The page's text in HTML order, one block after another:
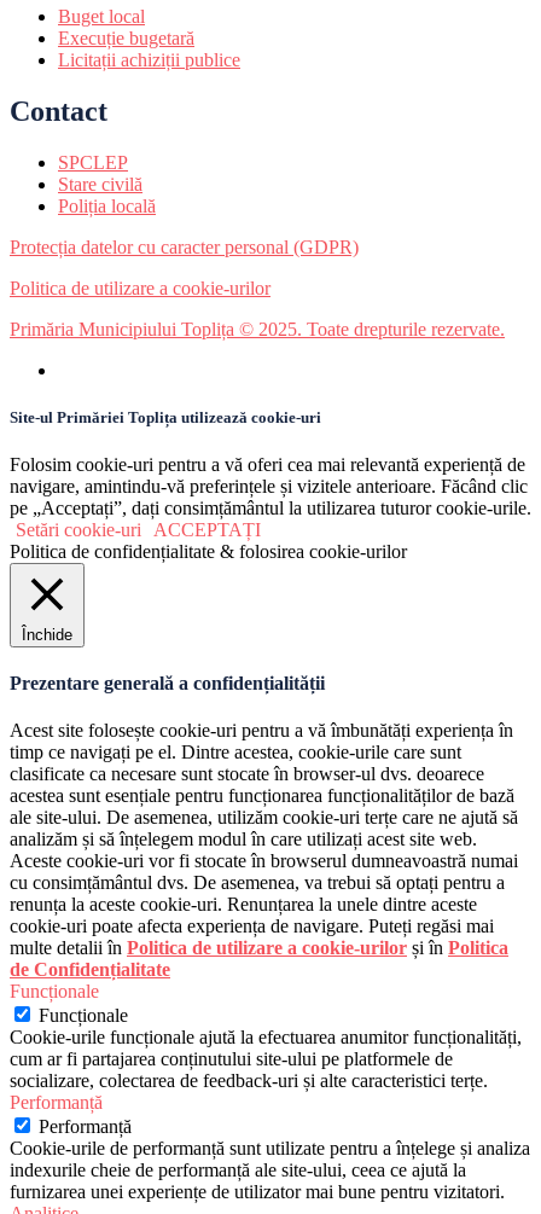
Buget local
Execuție bugetară
Licitații achiziții publice
Contact
SPCLEP
Stare civilă
Poliția locală
Protecția datelor cu caracter personal (GDPR)
Politica de utilizare a cookie-urilor
Primăria Municipiului Toplița © 2025. Toate drepturile rezervate.
Site-ul Primăriei Toplița utilizează cookie-uri
Folosim cookie-uri pentru a vă oferi cea mai relevantă experiență de
navigare, amintindu-vă preferințele și vizitele anterioare. Făcând clic
pe „Acceptați”, dați consimțământul la utilizarea tuturor cookie-urile.
Setări cookie-uri
ACCEPTAȚI
Politica de confidențialitate & folosirea cookie-urilor
Închide
Prezentare generală a confidențialității
Acest site folosește cookie-uri pentru a vă îmbunătăți experiența în
timp ce navigați pe el. Dintre acestea, cookie-urile care sunt
clasificate ca necesare sunt stocate în browser-ul dvs. deoarece
acestea sunt esențiale pentru funcționarea funcționalităților de bază
ale site-ului. De asemenea, utilizăm cookie-uri terțe care ne ajută să
analizăm și să înțelegem modul în care utilizați acest site web.
Aceste cookie-uri vor fi stocate în browserul dumneavoastră numai
cu consimțământul dvs. De asemenea, va trebui să optați pentru a
renunța la aceste cookie-uri. Renunțarea la unele dintre aceste
cookie-uri poate afecta experiența de navigare. Puteți regăsi mai
multe detalii în Politica de utilizare a cookie-urilor și în Politica
de Confidențialitate
Funcționale
Funcționale
Cookie-urile funcționale ajută la efectuarea anumitor funcționalități,
cum ar fi partajarea conținutului site-ului pe platformele de
socializare, colectarea de feedback-uri și alte caracteristici terțe.
Performanță
Performanță
Cookie-urile de performanță sunt utilizate pentru a înțelege și analiza
indexurile cheie de performanță ale site-ului, ceea ce ajută la
furnizarea unei experiențe de utilizator mai bune pentru vizitatori.